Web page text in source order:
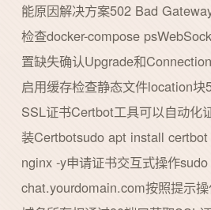
能原因解决方案502 Bad
检查docker-compose
置缺失确认Upgrade和
启用缓存检查静态文件location
SSL证书Certbot工具可以自动化
装Certbotsudo apt install
nginx -y申请证书交互式操作
chat.yourdomain.com按照提示